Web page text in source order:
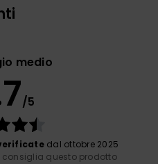
medio
/5
dal ottobre 2025
consiglia questo prodotto